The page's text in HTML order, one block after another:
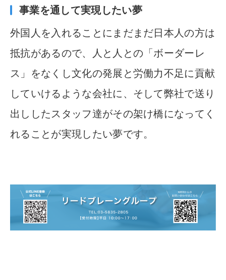
事業を通して実現したい夢
外国人を入れることにまだまだ日本人の方は
抵抗があるので、
人と人との「ボーダーレ
ス」をなくし文化の発展と労働力不足に貢献
していけるような会社に 、 そして弊社で送り
出ししたスタッ フ達がその架け橋になってく
れることが実現したい夢です。